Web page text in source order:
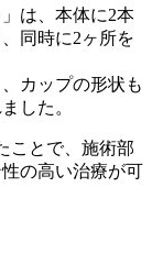
は、本体に2本
同時に2ヶ所を
カップの形状も
した。
ことで、施術部
の高い治療が可